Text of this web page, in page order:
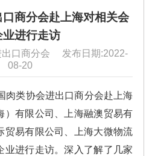
商分会赴上海对相关会
业进行走访
出口商分会 发布日期:2022-
08-20
肉类协会进出口商分会赴上海
）有限公司、上海融澳贸易有
贸易有限公司、上海大微物流
业进行走访。深入了解了几家